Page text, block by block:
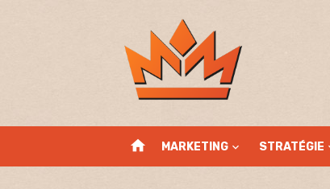
home MARKETING STRATÉGIE